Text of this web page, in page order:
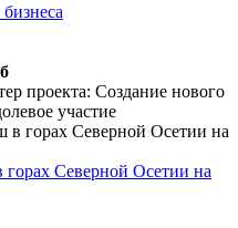
проекта: Создание нового
участие
Северной Осетии на